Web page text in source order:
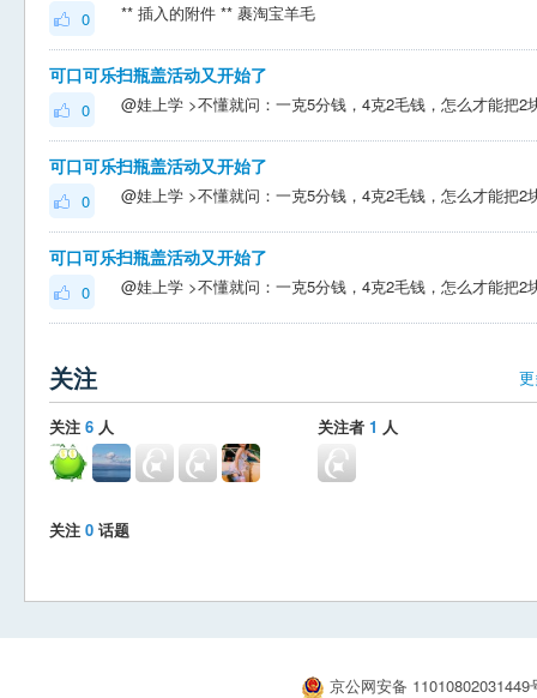
0 ** 插入的附件 ** 裹淘宝羊毛
可口可乐扫瓶盖活动又开始了
0
可口可乐扫瓶盖活动又开始了
0
可口可乐扫瓶盖活动又开始了
0
关注
关注 6 人 关注者 1 人
关注 0 话题
京公网安备